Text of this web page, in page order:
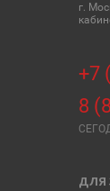
г.
+7
8
ДЛЯ